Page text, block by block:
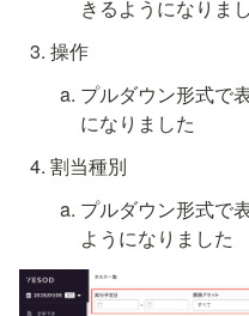
きるようになりま
操作
プルダウン形式で
になりました
割当種別
プルダウン形式で
ようになりました